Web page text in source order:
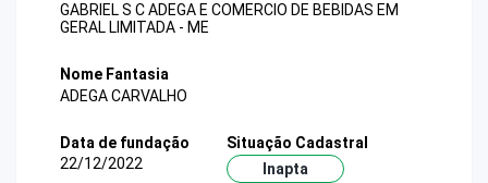
GABRIEL S C ADEGA E COMERCIO DE BEBIDAS EM
GERAL LIMITADA - ME
Nome Fantasia
ADEGA CARVALHO
Data de fundação
22/12/2022
Situação Cadastral
Inapta